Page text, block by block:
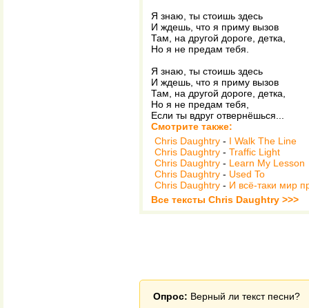
Я знаю, ты стоишь здесь
И ждешь, что я приму вызов
Там, на другой дороге, детка,
Но я не предам тебя.
Я знаю, ты стоишь здесь
И ждешь, что я приму вызов
Там, на другой дороге, детка,
Но я не предам тебя,
Если ты вдруг отвернёшься...
Смотрите также:
Chris Daughtry - I Walk The Line
Chris Daughtry - Traffic Light
Chris Daughtry - Learn My Lesson
Chris Daughtry - Used To
Chris Daughtry - И всё-таки мир
Все тексты Chris Daughtry >>>
Опрос: Верный ли текст песни?